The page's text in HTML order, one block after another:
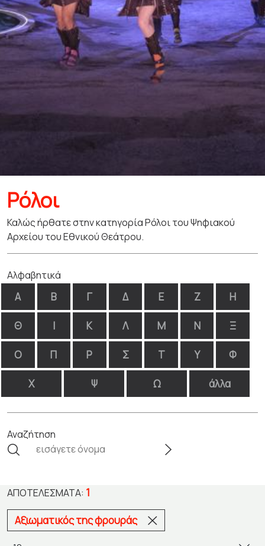
Ρόλοι
Καλώς ήρθατε στην κατηγορία Ρόλοι του Ψηφιακού
Αρχείου του Εθνικού Θεάτρου.
Αλφαβητικά
Α Β Γ Δ Ε Ζ Η
Θ Ι Κ Λ Μ Ν Ξ
Ο Π Ρ Σ Τ Υ Φ
Χ Ψ Ω άλλα
Αναζήτηση
ΑΠΟΤΕΛΈΣΜΑΤΑ: 1
Αξιωματικός της φρουράς